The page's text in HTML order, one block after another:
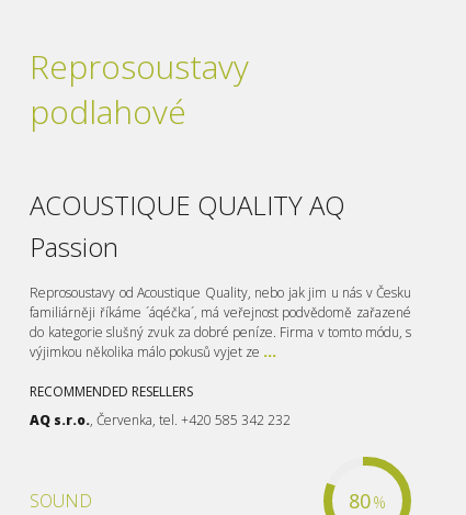
Reprosoustavy
podlahové
ACOUSTIQUE QUALITY AQ
Passion
Reprosoustavy od Acoustique Quality, nebo jak jim u nás v Česku
familiárněji říkáme ´áqéčka´, má veřejnost podvědomě zařazené
do kategorie slušný zvuk za dobré peníze. Firma v tomto módu, s
výjimkou několika málo pokusů vyjet ze ...
RECOMMENDED RESELLERS
AQ s.r.o., Červenka, tel. +420 585 342 232
SOUND 80%